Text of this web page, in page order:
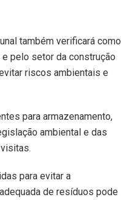
também verificará como
pelo setor da construção
riscos ambientais e
para armazenamento,
ambiental e das
para evitar a
de resíduos pode